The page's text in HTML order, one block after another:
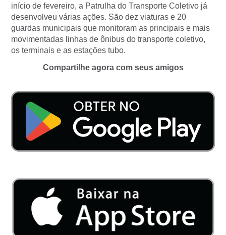
início de fevereiro, a Patrulha do Transporte Coletivo já
desenvolveu várias ações. São dez viaturas e 20
guardas municipais que monitoram as principais e mais
movimentadas linhas de ônibus do transporte coletivo,
os terminais e as estações tubo.
Compartilhe agora com seus amigos